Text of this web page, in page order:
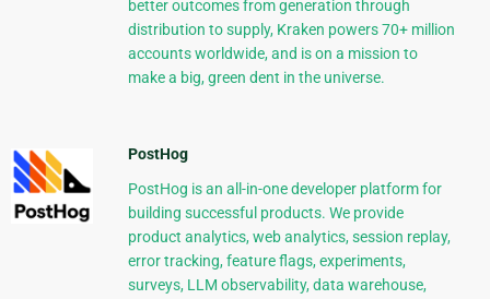
better outcomes from generation through
distribution to supply, Kraken powers 70+ million
accounts worldwide, and is on a mission to
make a big, green dent in the universe.
PostHog
PostHog is an all-in-one developer platform for
building successful products. We provide
product analytics, web analytics, session replay,
error tracking, feature flags, experiments,
surveys, LLM observability, data warehouse,